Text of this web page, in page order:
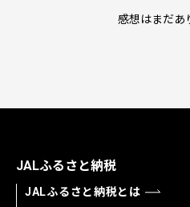
感想はまだあ
JALふるさと納税
JALふるさと納税とは